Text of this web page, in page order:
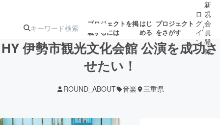
プロジェクトを掲
載するには
はじ
める
プロジェクト
をさがす
ターン
ジェクト
募集終了が近いプ
ロジェクト
ロ
グ
イ
ン
/
新
規
会
員
登
録
HY 伊勢市観光文化会館 公演を成功さ
せたい！
ROUND_ABOUT 音楽 三重県